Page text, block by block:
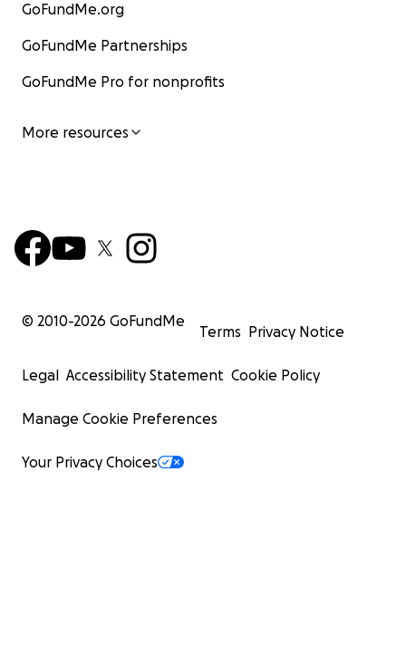
GoFundMe.org
GoFundMe Partnerships
GoFundMe Pro for nonprofits
More resources
© 2010-2026 GoFundMe
Terms Privacy Notice
Legal Accessibility Statement Cookie Policy
Manage Cookie Preferences
Your Privacy Choices